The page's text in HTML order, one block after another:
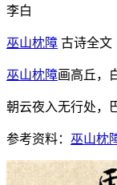
李白
巫山枕障 古诗全文
巫山枕障画高丘，
朝云夜入无行处，
参考资料： 巫山枕